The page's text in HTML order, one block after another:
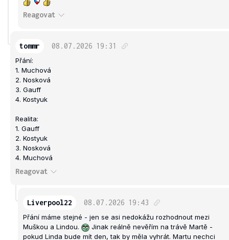
Reagovat
tommr 08.07.2026 19:31
Přání:
1. Muchová
2. Nosková
3. Gauff
4. Kostyuk
Realita:
1. Gauff
2. Kostyuk
3. Nosková
4. Muchová
Reagovat
Liverpool22 08.07.2026 19:43
Přání máme stejné - jen se asi nedokážu rozhodnout mezi
Muškou a Lindou.
Jinak reálně nevěřím na trávě Martě -
pokud Linda bude mít den, tak by měla vyhrát. Martu nechci